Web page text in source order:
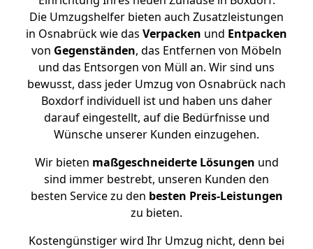
Die Umzugshelfer bieten auch Zusatzleistungen
in Osnabrück wie das Verpacken und Entpacken
von Gegenständen, das Entfernen von Möbeln
und das Entsorgen von Müll an. Wir sind uns
bewusst, dass jeder Umzug von Osnabrück nach
Boxdorf individuell ist und haben uns daher
darauf eingestellt, auf die Bedürfnisse und
Wünsche unserer Kunden einzugehen.
Wir bieten maßgeschneiderte Lösungen und
sind immer bestrebt, unseren Kunden den
besten Service zu den besten Preis-Leistungen
zu bieten.
Kostengünstiger wird Ihr Umzug nicht, denn bei